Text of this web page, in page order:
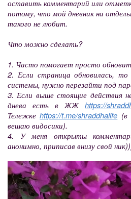
оставить комментарий или
потому, что мой дневник на
такого не любит.
Что можно сделать?
1. Часто помогает просто
2. Если страница обновилась,
системы, нужно перезайти под
3. Если выше стоящие действия
днева есть в ЖЖ https://
Тележкеhttps://t.me/shraddhalife (в
вешаю видосики).
4. У меня открыты
анонимно, приписав внизу свой